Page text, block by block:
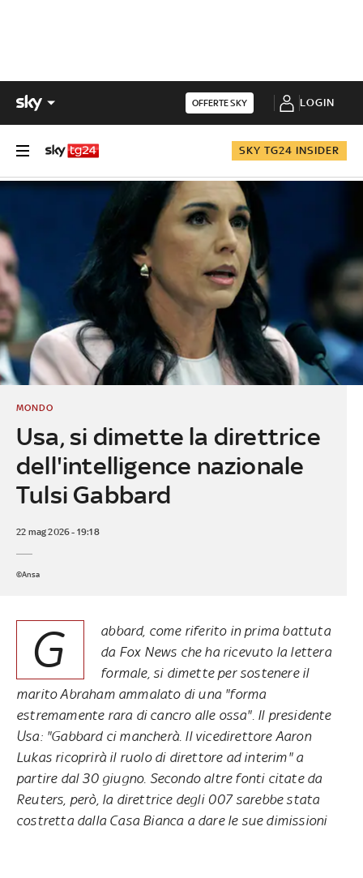
OFFERTE SKY LOGIN
SKY TG24 INSIDER
Usa, si dimette la direttrice
dell'intelligence nazionale
Tulsi Gabbard
MONDO
22 mag 2026 - 19:18
©Ansa
G
abbard, come riferito in prima battuta
da Fox News che ha ricevuto la lettera
formale, si dimette per sostenere il
marito Abraham ammalato di una "forma
estremamente rara di cancro alle ossa". Il presidente
Usa: "Gabbard ci mancherà. Il vicedirettore Aaron
Lukas ricoprirà il ruolo di direttore ad interim" a
partire dal 30 giugno. Secondo altre fonti citate da
Reuters, però, la direttrice degli 007 sarebbe stata
costretta dalla Casa Bianca a dare le sue dimissioni